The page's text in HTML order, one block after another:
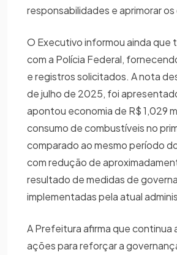
responsabilidades e aprimorar
O Executivo informou ainda que
com a Polícia Federal,
e registros solicitados. A nota
de julho de 2025, foi
apontou economia de R$ 1,029
consumo de combustíveis no
comparado ao mesmo período
com redução de
resultado de medidas de
implementadas pela atual
A Prefeitura afirma que continua
ações para reforçar a